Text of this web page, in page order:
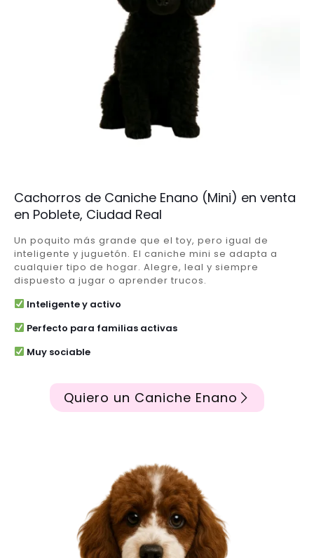
Cachorros de Caniche Enano (Mini) en venta
en Poblete, Ciudad Real
Un poquito más grande que el toy, pero igual de
inteligente y juguetón. El caniche mini se adapta a
cualquier tipo de hogar. Alegre, leal y siempre
dispuesto a jugar o aprender trucos.
Inteligente y activo
Perfecto para familias activas
Muy sociable
Quiero un Caniche Enano